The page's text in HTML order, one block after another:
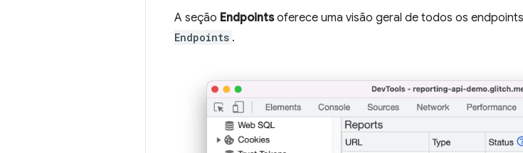
A seção Endpointsoferece uma visão geral de todos os
Endpoints .